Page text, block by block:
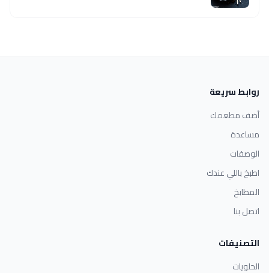
روابط سريعة
أضف مطعمك
مساعدة
الوصفات
اطبخ باللي عندك
المطابخ
اتصل بنا
التصنيفات
الحلويات